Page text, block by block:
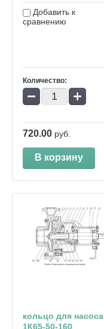
Добавить к
сравнению
Количество:
− +
720.00 руб.
В корзину
кольцо для насоса
1К65-50-160